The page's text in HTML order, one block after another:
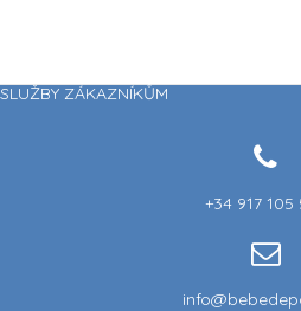
SLUŽBY ZÁKAZNÍKŮM
+34 917 105